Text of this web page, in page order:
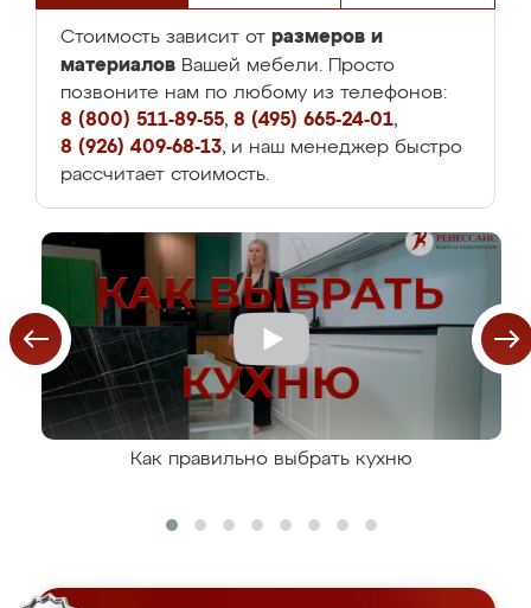
Стоимость зависит от размеров и
материалов Вашей мебели. Просто
позвоните нам по любому из телефонов:
8 (800) 511-89-55, 8 (495) 665-24-01,
8 (926) 409-68-13, и наш менеджер быстро
рассчитает стоимость.
Как правильно выбрать кухню